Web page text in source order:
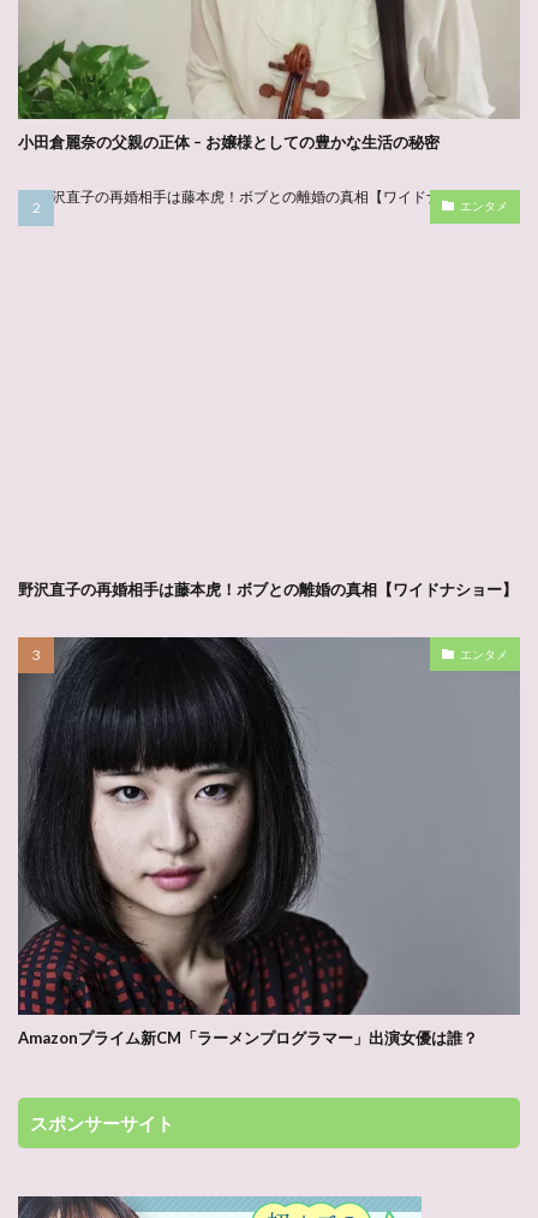
小田倉麗奈の父親の正体 – お嬢様としての豊かな生活の秘密
エンタメ
野沢直子の再婚相手は藤本虎！ボブとの離婚の真相【ワイドナショー】
エンタメ
Amazonプライム新CM「ラーメンプログラマー」出演女優は誰？
スポンサーサイト